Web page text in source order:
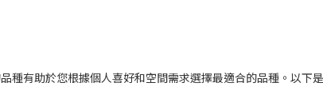
種有助於您根據個人喜好和空間需求選擇最適合的品種。以下